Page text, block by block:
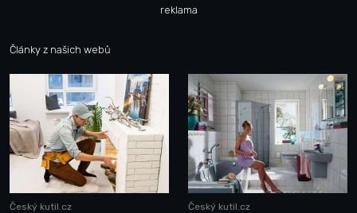
reklama
Články z našich webů
Český kutil.cz Český kutil.cz